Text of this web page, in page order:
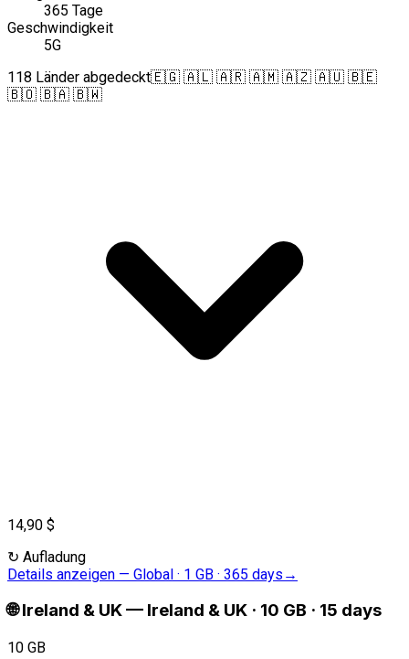
365 Tage
Geschwindigkeit
5G
118 Länder abgedeckt🇪🇬 🇦🇱 🇦🇷 🇦🇲 🇦🇿 🇦🇺 🇧🇪
🇧🇴 🇧🇦 🇧🇼
14,90 $
↻ Aufladung
Details anzeigen — Global · 1 GB · 365 days →
🌐 Ireland & UK— Ireland & UK · 10 GB · 15 days
10 GB